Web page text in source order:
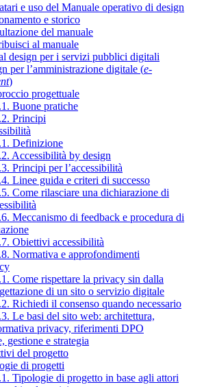
e uso del Manuale operativo di design
e storico
del manuale
al manuale
design per i servizi pubblici digitali
per l’amministrazione digitale (e-
)
progettuale
Buone pratiche
Principi
Definizione
Accessibilità by design
Principi per l’accessibilità
Linee guida e criteri di successo
Come rilasciare una dichiarazione di
Meccanismo di feedback e procedura di
Obiettivi accessibilità
Normativa e approfondimenti
Come rispettare la privacy sin dalla
di un sito o servizio digitale
Richiedi il consenso quando necessario
Le basi del sito web: architettura,
privacy, riferimenti DPO
gestione e strategia
del progetto
di progetti
Tipologie di progetto in base agli attori